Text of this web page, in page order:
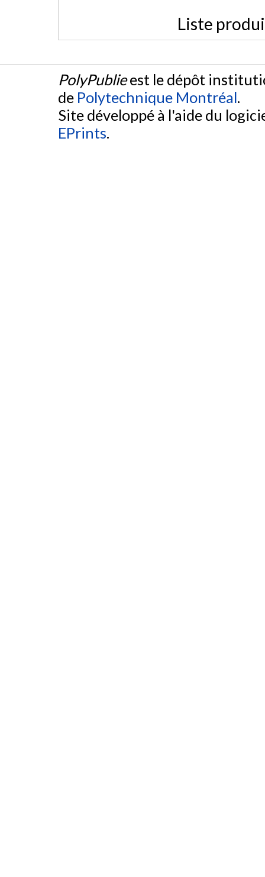
Liste
PolyPublieest le dépôt
de Polytechnique Montréal.
Site développé à l'aide du
EPrints.